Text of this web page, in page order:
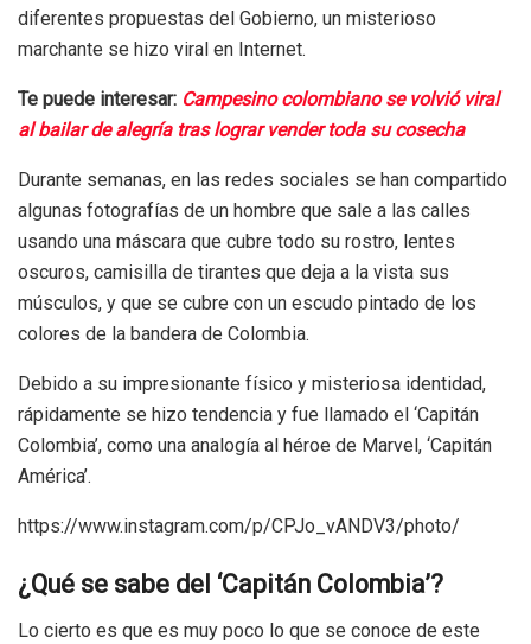
diferentes propuestas del Gobierno, un misterioso
marchante se hizo viral en Internet.
Te puede interesar: Campesino colombiano se volvió viral
al bailar de alegría tras lograr vender toda su cosecha
Durante semanas, en las redes sociales se han compartido
algunas fotografías de un hombre que sale a las calles
usando una máscara que cubre todo su rostro, lentes
oscuros, camisilla de tirantes que deja a la vista sus
músculos, y que se cubre con un escudo pintado de los
colores de la bandera de Colombia.
Debido a su impresionante físico y misteriosa identidad,
rápidamente se hizo tendencia y fue llamado el ‘Capitán
Colombia’, como una analogía al héroe de Marvel, ‘Capitán
América’.
https://www.instagram.com/p/CPJo_vANDV3/photo/
¿Qué se sabe del ‘Capitán Colombia’?
Lo cierto es que es muy poco lo que se conoce de este